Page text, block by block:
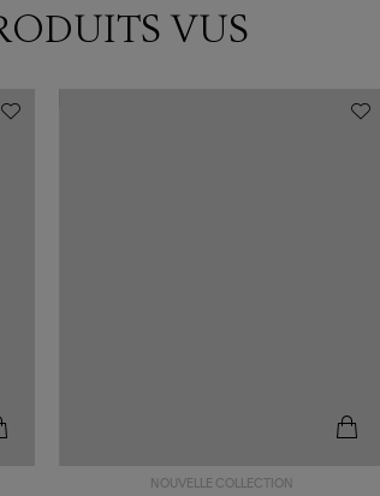
VUS
NOUVELLE COLLECTION